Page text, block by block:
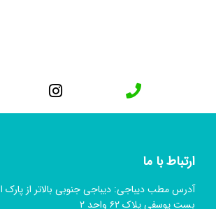
ارتباط با ما
آدرس مطب دیباجی: دیباجی جنوبی بالاتر از
بست یوسفی پلاک ۶۲ واحد ۲